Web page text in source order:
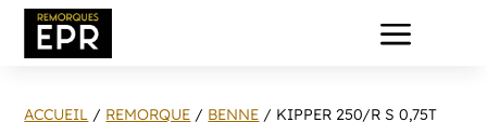
a
ACCUEIL / REMORQUE / BENNE / KIPPER 250/R S 0,75T